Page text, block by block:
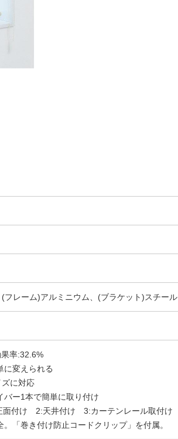
フレーム)アルミニウム、(ブラケット)スチール
率:32.6%
に変えられる
に対応
バー1本で簡単に取り付け
付け 2:天井付け 3:カーテンレール取付け
「巻き付け防止コードクリップ」を付属。